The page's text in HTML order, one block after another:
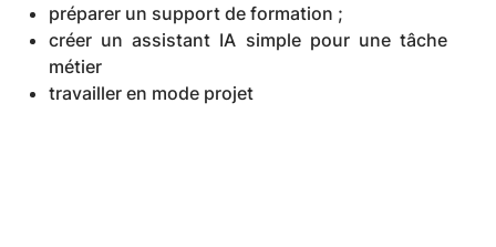
préparer un support de formation ;
créer un assistant IA simple pour une tâche
métier
travailler en mode projet